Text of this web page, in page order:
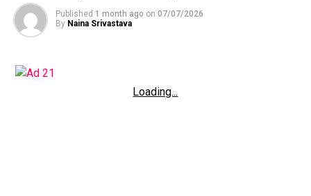
Published 1 month ago on 07/07/2026
By Naina Srivastava
Loading...